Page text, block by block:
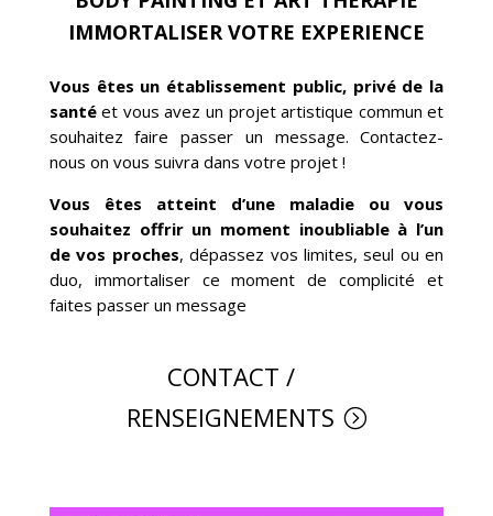
IMMORTALISER VOTRE EXPERIENCE
Vous êtes un établissement public, privé de la
santéet vous avez un projet artistique commun et
souhaitez faire passer un message. Contactez-
nous on vous suivra dans votre projet !
Vous êtes atteint d’une maladie ou vous
souhaitez offrir un moment inoubliable à l’un
de vos proches, dépassez vos limites, seul ou en
duo, immortaliser ce moment de complicité et
faites passer un message
CONTACT /
RENSEIGNEMENTS